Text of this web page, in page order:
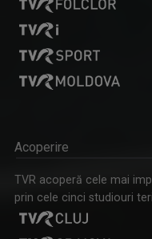
Acoperire
TVR acoperă cele mai
prin cele cinci studiouri